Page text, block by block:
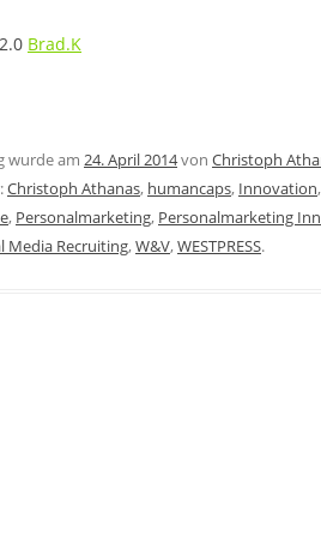
Brad.K
wurde am 24. April 2014von Christoph
Christoph Athanas, humancaps, Innovation,
, Personalmarketing, Personalmarketing
Media Recruiting,W&V,WESTPRESS.